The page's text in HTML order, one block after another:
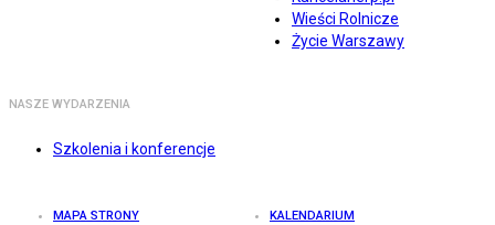
Wieści Rolnicze
Życie Warszawy
NASZE WYDARZENIA
Szkolenia i konferencje
MAPA STRONY KALENDARIUM